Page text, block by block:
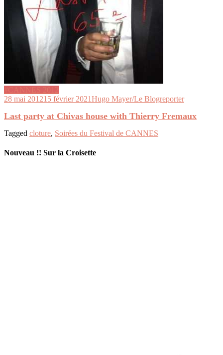
#CANNES 2012
28 mai 201215 février 2021Hugo Mayer/Le Blogreporter
Last party at Chivas house with Thierry Fremaux
Tagged cloture, Soirées du Festival de CANNES
Nouveau !! Sur la Croisette